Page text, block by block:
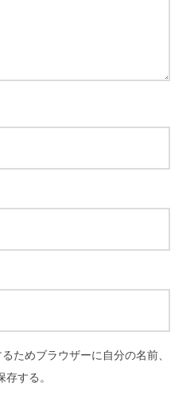
ためブラウザーに自分の名前、
する。